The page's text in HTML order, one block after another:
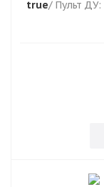
true/ Пульт ДУ: